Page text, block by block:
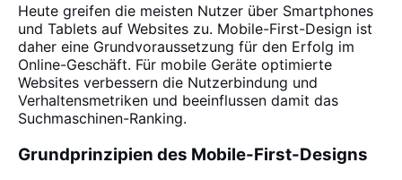
Heute greifen die meisten Nutzer über Smartphones
und Tablets auf Websites zu. Mobile-First-Design ist
daher eine Grundvoraussetzung für den Erfolg im
Online-Geschäft. Für mobile Geräte optimierte
Websites verbessern die Nutzerbindung und
Verhaltensmetriken und beeinflussen damit das
Suchmaschinen-Ranking.
Grundprinzipien des Mobile-First-Designs